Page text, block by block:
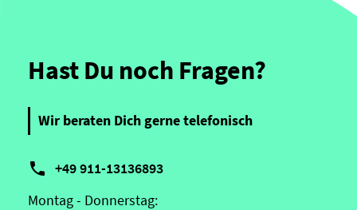
Hast Du noch Fragen?
Wir beraten Dich gerne telefonisch
 +49 911-13136893
Montag - Donnerstag: